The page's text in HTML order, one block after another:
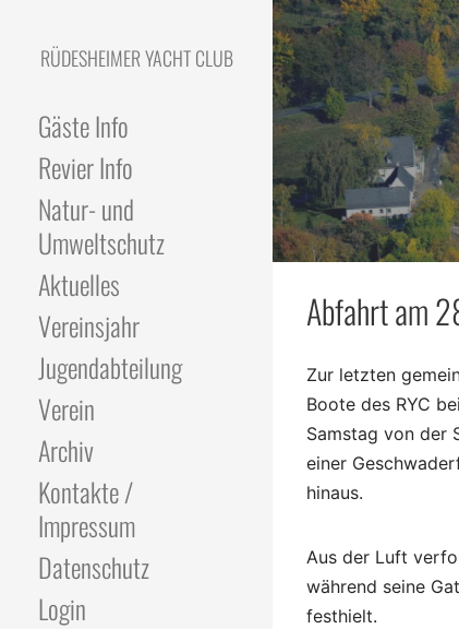
Skip
to
content
RÜDESHEIMER YACHT CLUB
Gäste Info
Revier Info
Natur- und
Umweltschutz
Aktuelles
Vereinsjahr
Jugendabteilung
Verein
Archiv
Kontakte /
Impressum
Datenschutz
Login
Abfahrt am
Zur letzten
Boote des RYC
Samstag von der
einer
hinaus.
Aus der Luft
während seine
festhielt.